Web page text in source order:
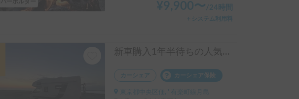
¥9,900〜/24時間
＋システム利用料
新車購入1年半待ちの人気車種・新型★セレンゲティ525（4WD）★で絶好のアウトドアシーズンを楽しもう！
カーシェア カーシェア保険
東京都中央区佃, ' 有楽町線月島